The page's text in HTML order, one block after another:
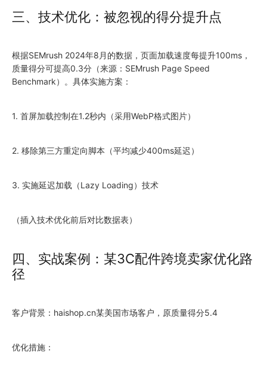
三、技术优化：被忽视的得分提升点
根据SEMrush 2024年8月的数据，页面加载速度每提升100ms，
质量得分可提高0.3分（来源：SEMrush Page Speed
Benchmark）。具体实施方案：
1. 首屏加载控制在1.2秒内（采用WebP格式图片）
2. 移除第三方重定向脚本（平均减少400ms延迟）
3. 实施延迟加载（Lazy Loading）技术
（插入技术优化前后对比数据表）
四、实战案例：某3C配件跨境卖家优化路
径
客户背景：haishop.cn某美国市场客户，原质量得分5.4
优化措施：